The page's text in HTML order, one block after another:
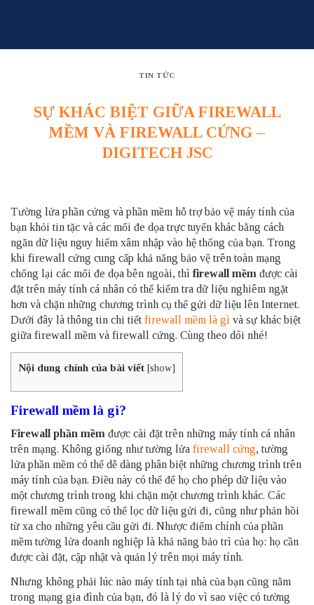
TIN TỨC
SỰ KHÁC BIỆT GIỮA FIREWALL
MỀM VÀ FIREWALL CỨNG –
DIGITECH JSC
Tường lửa phần cứng và phần mềm hỗ trợ bảo vệ máy tính của
bạn khỏi tin tặc và các mối đe dọa trực tuyến khác bằng cách
ngăn dữ liệu nguy hiểm xâm nhập vào hệ thống của bạn. Trong
khi firewall cứng cung cấp khả năng bảo vệ trên toàn mạng
chống lại các mối đe dọa bên ngoài, thì firewall mềm được cài
đặt trên máy tính cá nhân có thể kiểm tra dữ liệu nghiêm ngặt
hơn và chặn những chương trình cụ thể gửi dữ liệu lên Internet.
Dưới đây là thông tin chi tiết firewall mềm là gì và sự khác biệt
giữa firewall mềm và firewall cứng. Cùng theo dõi nhé!
Nội dung chính của bài viết [show]
Firewall mềm là gì?
Firewall phần mềm được cài đặt trên những máy tính cá nhân
trên mạng. Không giống như tường lửa firewall cứng, tường
lửa phần mềm có thể dễ dàng phân biệt những chương trình trên
máy tính của bạn. Điều này có thể để họ cho phép dữ liệu vào
một chương trình trong khi chặn một chương trình khác. Các
firewall mềm cũng có thể lọc dữ liệu gửi đi, cũng như phản hồi
từ xa cho những yêu cầu gửi đi. Nhược điểm chính của phần
mềm tường lửa doanh nghiệp là khả năng bảo trì của họ: họ cần
được cài đặt, cập nhật và quản lý trên mọi máy tính.
Nhưng không phải lúc nào máy tính tại nhà của bạn cũng nằm
trong mạng gia đình của bạn, đó là lý do vì sao việc có tường